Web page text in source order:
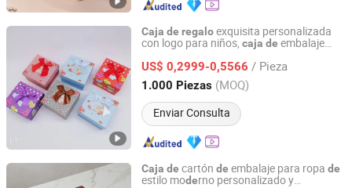
Caja de regaloexquisita personalizada
con logo para niños, caja de embalaje
lujo con imán,cajaplegable
personalizada para embalaje
US$ 0,2999-0,5566 / Pieza
1.000 Piezas (MOQ)
Enviar Consulta
Dongguan Weichao Printing Technology Co., Ltd.
Guangdong, China Desde 2026
Caja de cartón de embalaje para ropa de
estilo moderno personalizado y